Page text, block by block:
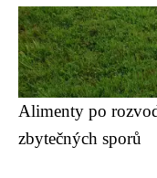
Alimenty po
zbytečných sporů